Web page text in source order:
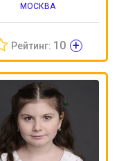
МОСКВА
Рейтинг: 10 +